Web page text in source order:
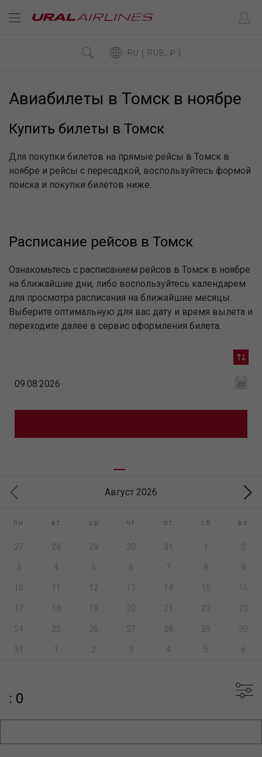
RU ( RUB, ₽ )
Авиабилеты в Томск в ноябре
Купить билеты в Томск
Для покупки билетов на прямые рейсы в Томск в
ноябре и рейсы с пересадкой, воспользуйтесь формой
поиска и покупки билетов ниже.
Расписание рейсов в Томск
Ознакомьтесь с расписанием рейсов в Томск в ноябре
на ближайшие дни, либо воспользуйтесь календарем
для просмотра расписания на ближайшие месяцы.
Выберите оптимальную для вас дату и время вылета и
переходите далее в сервис оформления билета.
Август 2026
пн вт ср чт пт сб вс
27 28 29 30 31 1 2
3 4 5 6 7 8 9
10 11 12 13 14 15 16
17 18 19 20 21 22 23
24 25 26 27 28 29 30
31 1 2 3 4 5 6
: 0